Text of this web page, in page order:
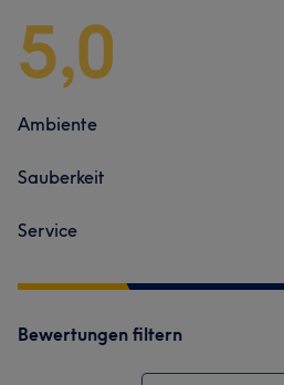
5,0
Ambiente
Sauberkeit
Service
Bewertungen filtern